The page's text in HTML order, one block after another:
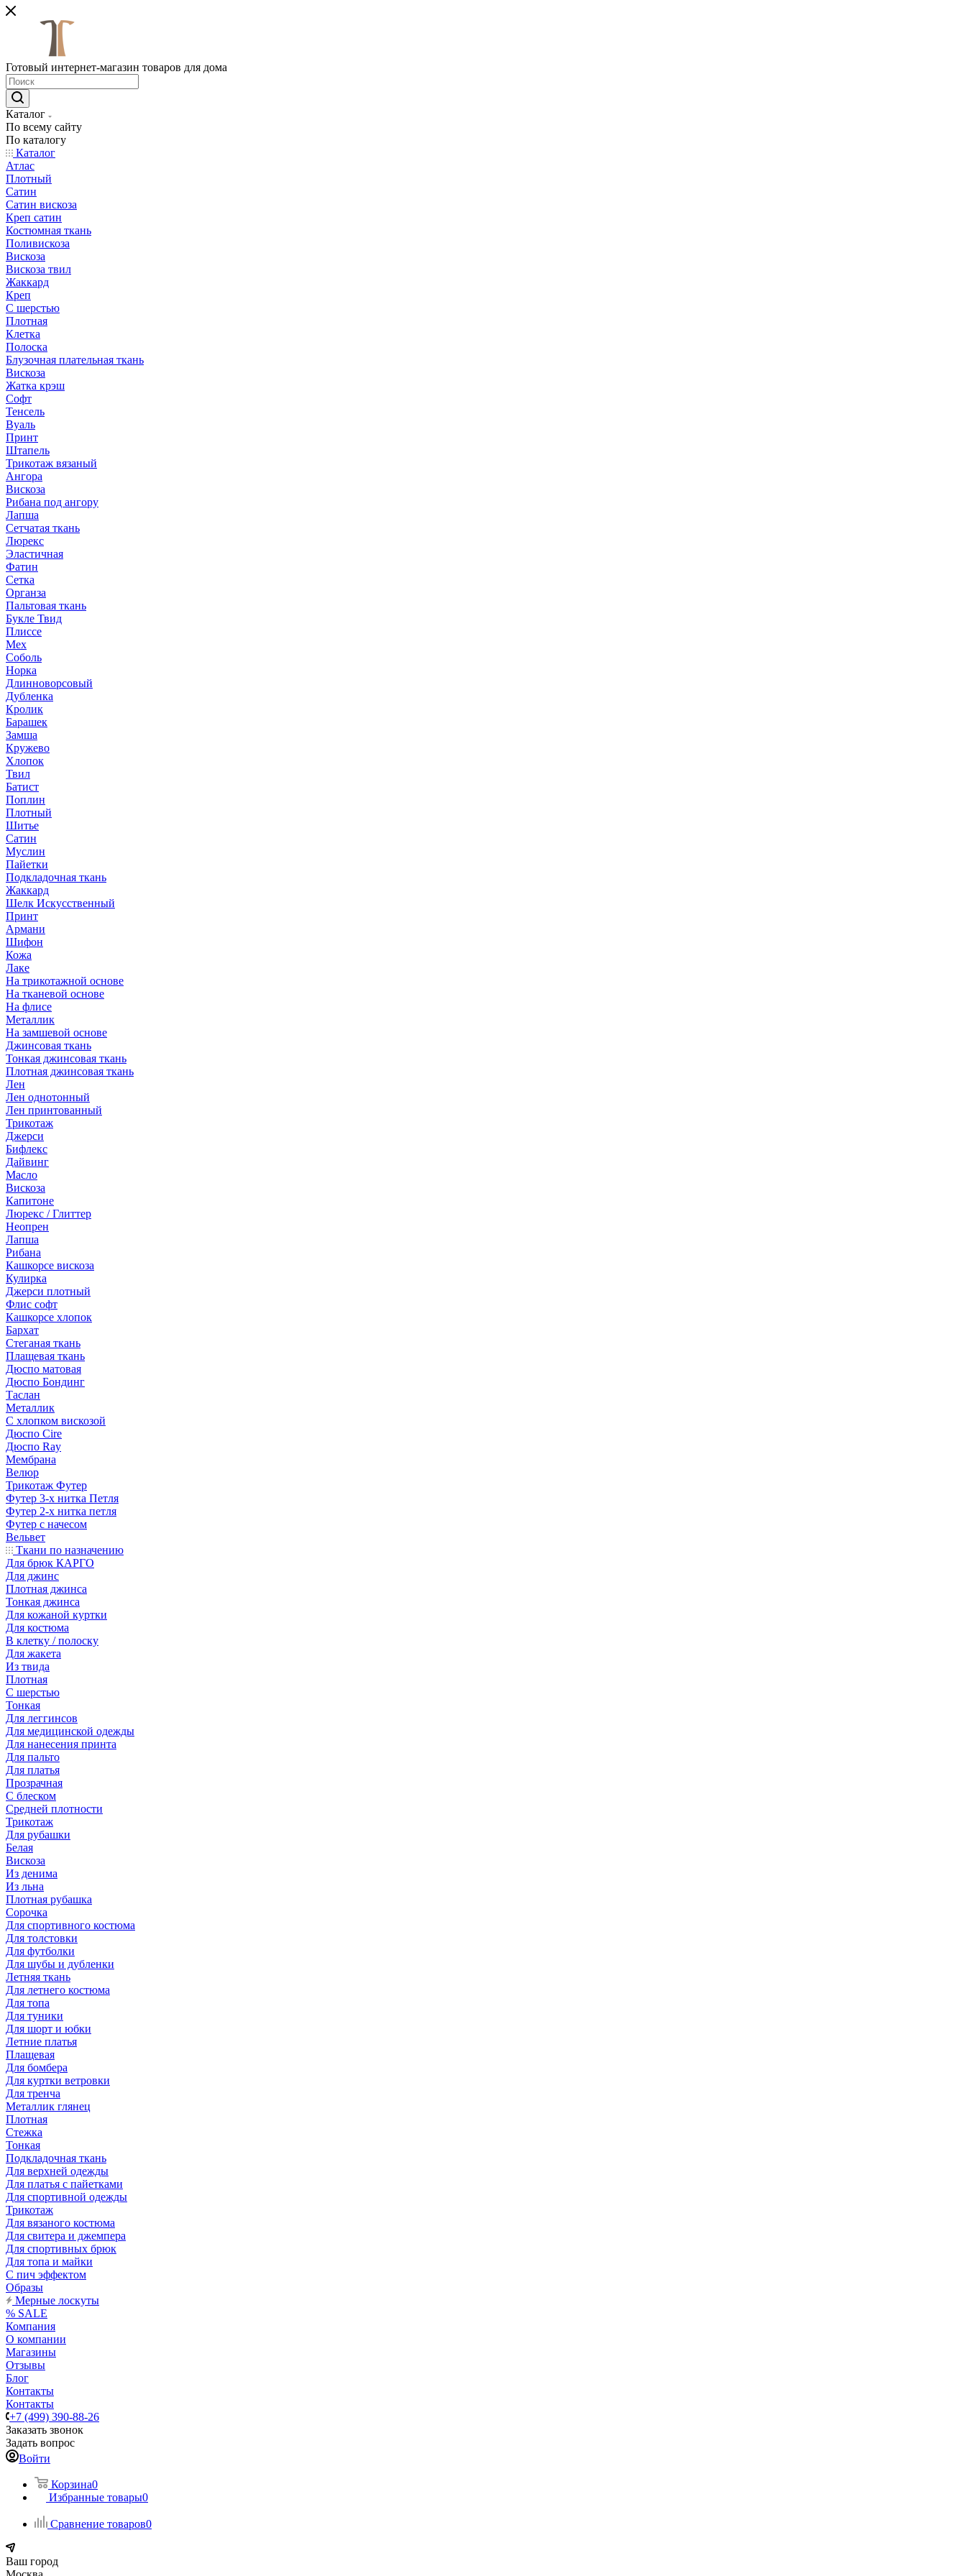
Готовый интернет-магазин товаров для дома
Каталог
По всему сайту
По каталогу
Каталог
Атлас
Плотный
Сатин
Сатин вискоза
Креп сатин
Костюмная ткань
Поливискоза
Вискоза
Вискоза твил
Жаккард
Креп
С шерстью
Плотная
Клетка
Полоска
Блузочная плательная ткань
Вискоза
Жатка крэш
Софт
Тенсель
Вуаль
Принт
Штапель
Трикотаж вязаный
Ангора
Вискоза
Рибана под ангору
Лапша
Сетчатая ткань
Люрекс
Эластичная
Фатин
Сетка
Органза
Пальтовая ткань
Букле Твид
Плиссе
Мех
Соболь
Норка
Длинноворсовый
Дубленка
Кролик
Барашек
Замша
Кружево
Хлопок
Твил
Батист
Поплин
Плотный
Шитье
Сатин
Муслин
Пайетки
Подкладочная ткань
Жаккард
Шелк Искусственный
Принт
Армани
Шифон
Кожа
Лаке
На трикотажной основе
На тканевой основе
На флисе
Металлик
На замшевой основе
Джинсовая ткань
Тонкая джинсовая ткань
Плотная джинсовая ткань
Лен
Лен однотонный
Лен принтованный
Трикотаж
Джерси
Бифлекс
Дайвинг
Масло
Вискоза
Капитоне
Люрекс / Глиттер
Неопрен
Лапша
Рибана
Кашкорсе вискоза
Кулирка
Джерси плотный
Флис софт
Кашкорсе хлопок
Бархат
Стеганая ткань
Плащевая ткань
Дюспо матовая
Дюспо Бондинг
Таслан
Металлик
С хлопком вискозой
Дюспо Cire
Дюспо Ray
Мембрана
Велюр
Трикотаж Футер
Футер 3-х нитка Петля
Футер 2-х нитка петля
Футер с начесом
Вельвет
Ткани по назначению
Для брюк КАРГО
Для джинс
Плотная джинса
Тонкая джинса
Для кожаной куртки
Для костюма
В клетку / полоску
Для жакета
Из твида
Плотная
С шерстью
Тонкая
Для леггинсов
Для медицинской одежды
Для нанесения принта
Для пальто
Для платья
Прозрачная
С блеском
Средней плотности
Трикотаж
Для рубашки
Белая
Вискоза
Из денима
Из льна
Плотная рубашка
Сорочка
Для спортивного костюма
Для толстовки
Для футболки
Для шубы и дубленки
Летняя ткань
Для летнего костюма
Для топа
Для туники
Для шорт и юбки
Летние платья
Плащевая
Для бомбера
Для куртки ветровки
Для тренча
Металлик глянец
Плотная
Стежка
Тонкая
Подкладочная ткань
Для верхней одежды
Для платья с пайетками
Для спортивной одежды
Трикотаж
Для вязаного костюма
Для свитера и джемпера
Для спортивных брюк
Для топа и майки
С пич эффектом
Образы
Мерные лоскуты
% SALE
Компания
О компании
Магазины
Отзывы
Блог
Контакты
Контакты
+7 (499) 390-88-26
Заказать звонок
Задать вопрос
Войти
Корзина0
Избранные товары0
Сравнение товаров0
Ваш город